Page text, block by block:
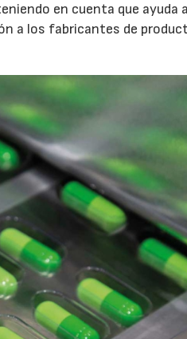
en cuenta que ayuda
a los fabricantes de